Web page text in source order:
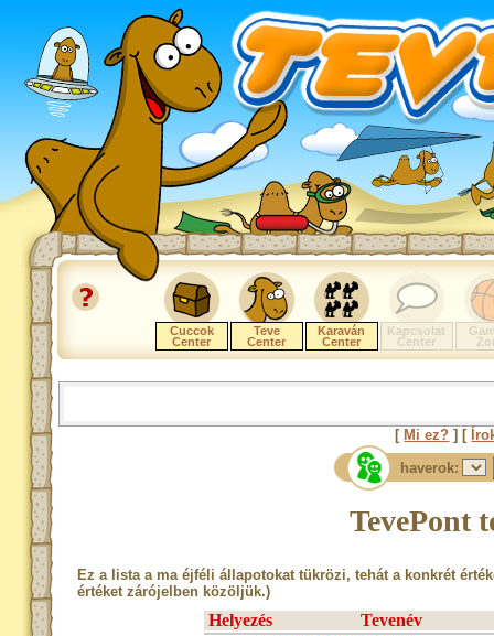
Cuccok
Center
Teve
Center
Karaván
Center
Kapcsolat
Center
[ Mi ez? ] [
haverok:
TevePont
Ez a lista a ma éjféli állapotokat tükrözi, tehát a konkrét
értéket zárójelben közöljük.)
Helyezés Tevenév